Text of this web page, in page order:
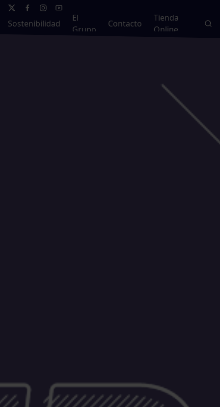
Sostenibilidad
El
Grupo
Contacto
Tienda
Online